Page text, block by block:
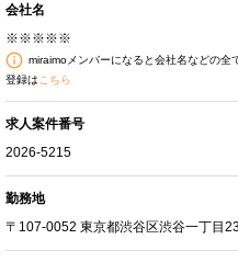
会社名
※※※※※
miraimoメンバーになると会社名などの全
登録は こちら
求人案件番号
2026-5215
勤務地
〒107-0052 東京都渋谷区渋谷一丁目